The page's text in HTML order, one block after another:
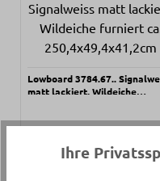
Lowboard 3784.67..
matt lackiert, Wildeiche
-
Ihre